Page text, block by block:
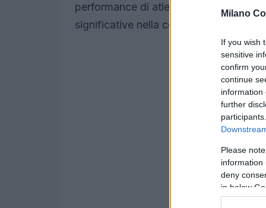
Milano
If you wish
sensitive
confirm
continue
information
further
Please
information
deny
in below
performance di atleti di fama
significative nella community degli